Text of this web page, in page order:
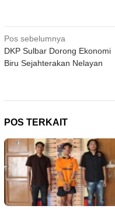
Navigasi
pos
Pos sebelumnya
DKP Sulbar Dorong Ekonomi
Biru Sejahterakan Nelayan
POS TERKAIT